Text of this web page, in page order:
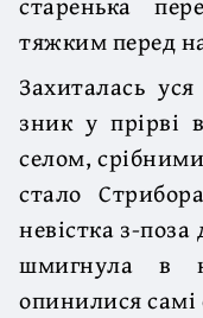
тяжким перед
Захиталась
зник у прірві
селом,
стало
невістка з-
шмигнула в
опинилися самі